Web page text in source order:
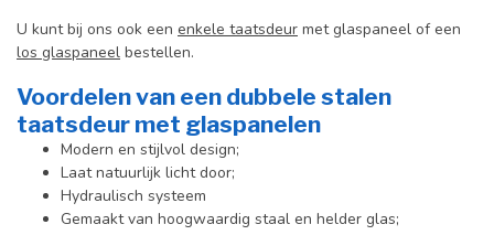
U kunt bij ons ook een enkele taatsdeur met glaspaneel of een
los glaspaneel bestellen.
Voordelen van een dubbele stalen
taatsdeur met glaspanelen
Modern en stijlvol design;
Laat natuurlijk licht door;
Hydraulisch systeem
Gemaakt van hoogwaardig staal en helder glas;